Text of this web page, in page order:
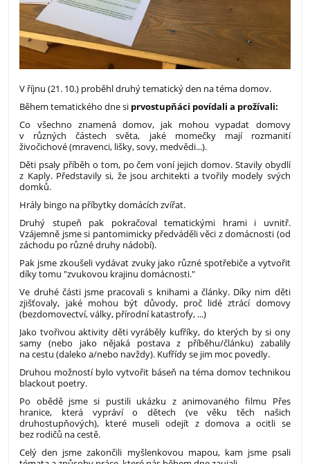
V říjnu (21. 10.) proběhl druhý tematický den na téma domov.
Během tematického dne si prvostupňáci povídali a prožívali:
Co všechno znamená domov, jak mohou vypadat domovy
v různých částech světa, jaké momečky mají rozmanití
živočichové (mravenci, lišky, sovy, medvědi...).
Děti psaly příběh o tom, po čem voní jejich domov. Stavily obydlí
z Kaply. Představily si, že jsou architekti a tvořily modely svých
domků.
Hrály bingo na příbytky domácích zvířat.
Druhý stupeň pak pokračoval tematickými hrami i uvnitř.
Vzájemně jsme si pantomimicky předváděli věci z domácnosti (od
záchodu po různé druhy nádobí).
Pak jsme zkoušeli vydávat zvuky jako různé spotřebiče a vytvořit
díky tomu "zvukovou krajinu domácnosti."
Ve druhé části jsme pracovali s knihami a články. Díky nim děti
zjišťovaly, jaké mohou být důvody, proč lidé ztrácí domovy
(bezdomovectví, války, přírodní katastrofy, ...)
Jako tvořivou aktivity děti vyráběly kufříky, do kterých by si ony
samy (nebo jako nějaká postava z příběhu/článku) zabalily
na cestu (daleko a/nebo navždy). Kufřídy se jim moc povedly.
Druhou možností bylo vytvořit báseň na téma domov technikou
blackout poetry.
Po obědě jsme si pustili ukázku z animovaného filmu Přes
hranice, která vypráví o dětech (ve věku těch našich
druhostupňových), které museli odejít z domova a ocitli se
bez rodičů na cestě.
Celý den jsme zakončili myšlenkovou mapou, kam jsme psali